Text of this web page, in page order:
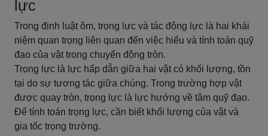
lực
Trong định luật ôm, trọng lực và tác động lực là hai khái
niệm quan trọng liên quan đến việc hiểu và tính toán quỹ
đạo của vật trong chuyển động tròn.
Trọng lực là lực hấp dẫn giữa hai vật có khối lượng, tồn
tại do sự tương tác giữa chúng. Trong trường hợp vật
được quay tròn, trọng lực là lực hướng về tâm quỹ đạo.
Để tính toán trọng lực, cần biết khối lượng của vật và
gia tốc trọng trường.